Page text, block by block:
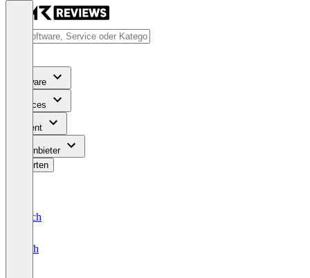
Software
Services
Content
Für Anbieter
Bewerten
Deutsch
English